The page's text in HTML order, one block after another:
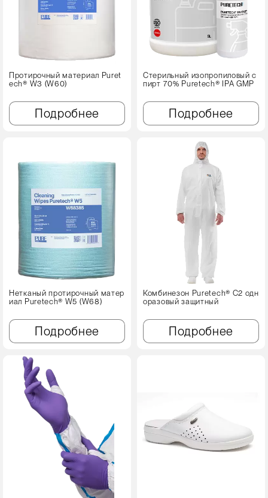
Протирочный материал Puret
ech® W3 (W60)
Подробнее
Стерильный изопропиловый с
пирт 70% Puretech® IPA GMP
Подробнее
Нетканый протирочный матер
иал Puretech® W5 (W68)
Подробнее
Комбинезон Puretech® C2 одн
оразовый защитный
Подробнее